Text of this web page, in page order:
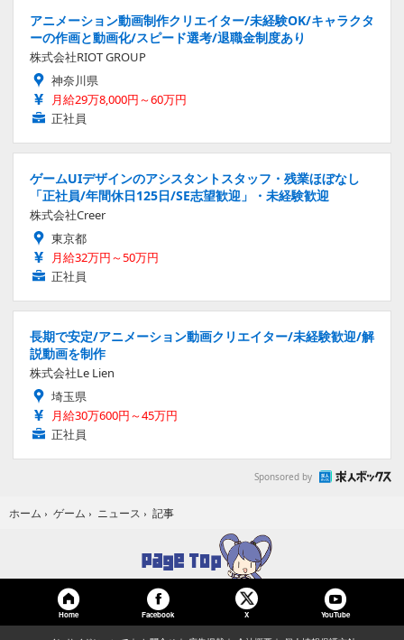
アニメーション動画制作クリエイター/未経験OK/キャラクタ
ーの作画と動画化/スピード選考/退職金制度あり
株式会社RIOT GROUP
神奈川県
月給29万8,000円～60万円
正社員
ゲームUIデザインのアシスタントスタッフ・残業ほぼなし
「正社員/年間休日125日/SE志望歓迎」・未経験歓迎
株式会社Creer
東京都
月給32万円～50万円
正社員
長期で安定/アニメーション動画クリエイター/未経験歓迎/解
説動画を制作
株式会社Le Lien
埼玉県
月給30万600円～45万円
正社員
Sponsored by
ホーム › ゲーム › ニュース › 記事
Home Facebook X YouTube